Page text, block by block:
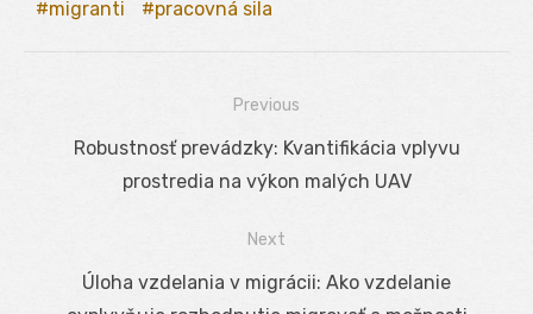
migranti
pracovná sila
Navigácia
Previous
Previous
Robustnosť prevádzky: Kvantifikácia vplyvu
prostredia na výkon malých UAV
Next
Úloha vzdelania v migrácii: Ako vzdelanie